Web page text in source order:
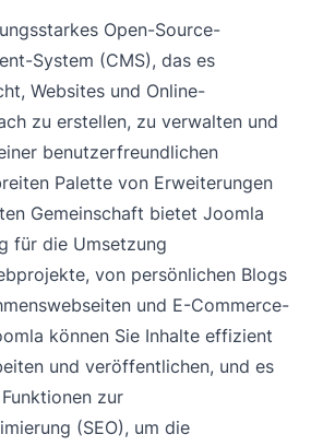
Open-Source-
System (CMS), das es
Websites und Online-
zu erstellen, zu verwalten und
benutzerfreundlichen
Palette von Erweiterungen
Gemeinschaft bietet Joomla
für die Umsetzung
von persönlichen Blogs
und E-Commerce-
können Sie Inhalte effizient
und veröffentlichen, und es
zur
(SEO), um die